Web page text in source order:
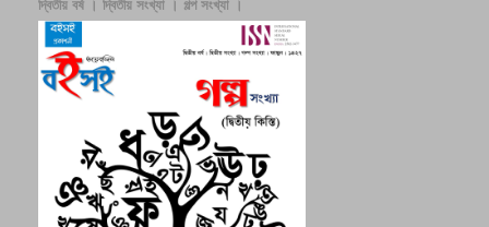
দ্বিতীয় বর্ষ । দ্বিতীয় সংখ্যা । গল্প সংখ্যা ।